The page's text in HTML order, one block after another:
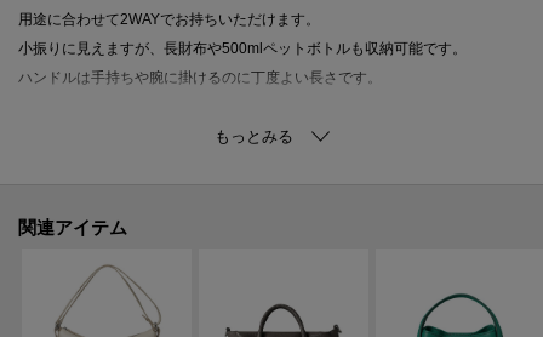
用途に合わせて2WAYでお持ちいただけます。
小振りに見えますが、長財布や500mlペットボトルも収納可能です。
ハンドルは手持ちや腕に掛けるのに丁度よい長さです。
●ポケット数 内側：パッチポケット×1
●裏地：ピッグスエード（一部コットン）
【おすすめのご使用シーン】
関連アイテム